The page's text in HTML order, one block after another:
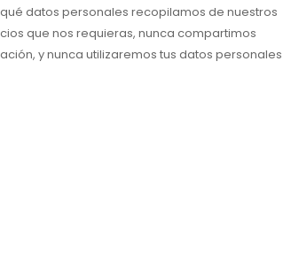
datos personales recopilamos de nuestros
que nos requieras, nunca compartimos
y nunca utilizaremos tus datos personales